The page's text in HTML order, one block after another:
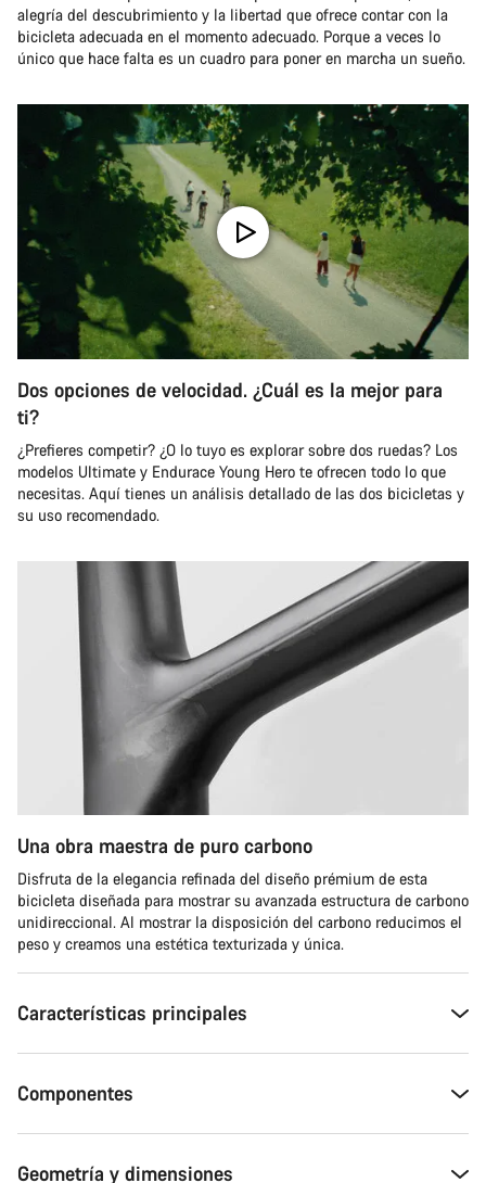
alegría del descubrimiento y la libertad que ofrece contar con la
bicicleta adecuada en el momento adecuado. Porque a veces lo
único que hace falta es un cuadro para poner en marcha un sueño.
Dos opciones de velocidad. ¿Cuál es la mejor para
ti?
¿Prefieres competir? ¿O lo tuyo es explorar sobre dos ruedas? Los
modelos Ultimate y Endurace Young Hero te ofrecen todo lo que
necesitas. Aquí tienes un análisis detallado de las dos bicicletas y
su uso recomendado.
Una obra maestra de puro carbono
Disfruta de la elegancia refinada del diseño prémium de esta
bicicleta diseñada para mostrar su avanzada estructura de carbono
unidireccional. Al mostrar la disposición del carbono reducimos el
peso y creamos una estética texturizada y única.
Características principales
Componentes
Geometría y dimensiones